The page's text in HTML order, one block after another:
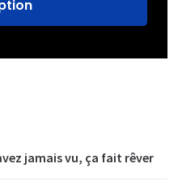
jamais vu, ça fait rêver